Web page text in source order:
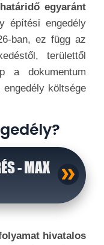
határidő egyaránt
építési engedély
ban, ez függ az
területtől
a dokumentum
költsége
- MAX
hivatalos